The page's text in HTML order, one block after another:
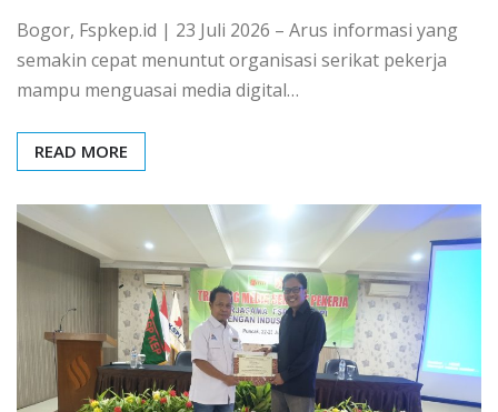
Bogor, Fspkep.id | 23 Juli 2026 – Arus informasi yang
semakin cepat menuntut organisasi serikat pekerja
mampu menguasai media digital…
READ MORE